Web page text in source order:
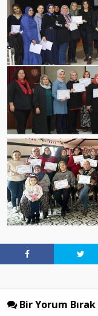
Bir Yorum Bırak